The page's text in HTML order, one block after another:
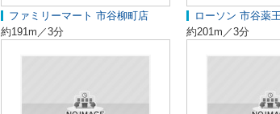
ファミリーマート 市谷柳町店
約191m／3分
ローソン 市谷薬
約201m／3分